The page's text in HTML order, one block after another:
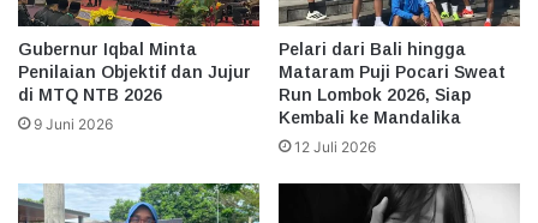
Gubernur Iqbal Minta
Penilaian Objektif dan Jujur
di MTQ NTB 2026
9 Juni 2026
Pelari dari Bali hingga
Mataram Puji Pocari Sweat
Run Lombok 2026, Siap
Kembali ke Mandalika
12 Juli 2026